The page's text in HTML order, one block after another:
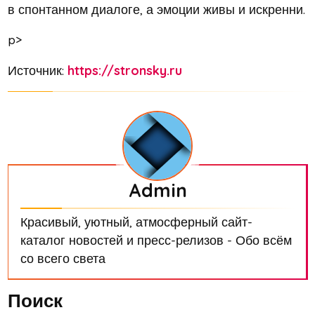
в спонтанном диалоге, а эмоции живы и искренни.
p>
Источник: https://stronsky.ru
Admin
Красивый, уютный, атмосферный сайт-
каталог новостей и пресс-релизов - Обо всём
со всего света
Поиск